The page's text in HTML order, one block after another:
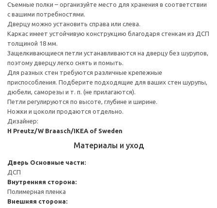
Съемные полки – организуйте место для хранения в соответствии
с вашими потребностями.
Дверцу можно установить справа или слева.
Каркас имеет устойчивую конструкцию благодаря стенкам из ДСП
толщиной 18 мм.
Защелкивающиеся петли устанавливаются на дверцу без шурупов,
поэтому дверцу легко снять и помыть.
Для разных стен требуются различные крепежные
приспособления. Подберите подходящие для ваших стен шурупы,
дюбели, саморезы и т. п. (не прилагаются).
Петли регулируются по высоте, глубине и ширине.
Ножки и цоколи продаются отдельно.
Дизайнер:
H Preutz/W Braasch/IKEA of Sweden
Материалы и уход
Дверь Основные части:
ДСП
Внутренняя сторона:
Полимерная пленка
Внешняя сторона: